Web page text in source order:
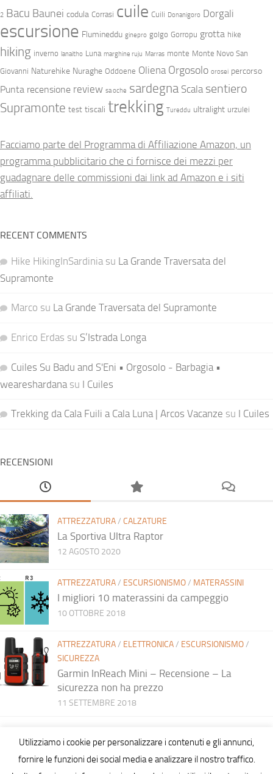
2 Bacu Baunei codula Corrasi cuile Cuili Donanigoro Dorgali
escursione Flumineddu ginepro golgo Gorropu grotta hike
hiking inverno lanaitho Luna marghine ruju Marras monte Monte Novo San
Giovanni Naturehike Nuraghe Oddoene Oliena Orgosolo orosei percorso
Punta recensione review sa oche sardegna Scala sentiero
Supramonte test tiscali trekking Tureddu ultralight urzulei
Facciamo parte del Programma di Affiliazione Amazon, un
programma pubblicitario che ci fornisce dei mezzi per
guadagnare delle commissioni dai link ad Amazon e i siti
affiliati.
RECENT COMMENTS
Hike HikingInSardinia su La Grande Traversata del
Supramonte
Marco su La Grande Traversata del Supramonte
Enrico Erdas su S’Istrada Longa
Cuiles Su Badu and S'Eni • Orgosolo - Barbagia •
weareshardana su I Cuiles
Trekking da Cala Fuili a Cala Luna | Arcos Vacanze su I Cuiles
RECENSIONI
ATTREZZATURA/ CALZATURE
La Sportiva Ultra Raptor
12 AGOSTO 2020
ATTREZZATURA/ ESCURSIONISMO/ MATERASSINI
I migliori 10 materassini da campeggio
10 OTTOBRE 2018
ATTREZZATURA/ ELETTRONICA/ ESCURSIONISMO/
SICUREZZA
Garmin InReach Mini – Recensione – La
sicurezza non ha prezzo
11 SETTEMBRE 2018
Utilizziamo i cookie per personalizzare i contenuti e gli annunci,
fornire le funzioni dei social media e analizzare il nostro traffico.